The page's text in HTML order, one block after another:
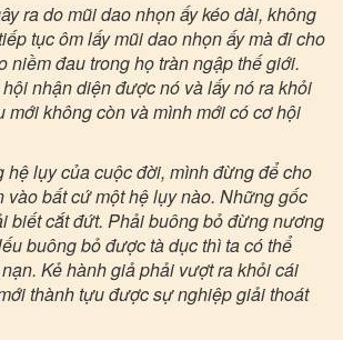
ra do mũi dao nhọn ấy kéo dài, không
tục ôm lấy mũi dao nhọn ấy mà đi cho
niềm đau trong họ tràn ngập thế giới.
nhận diện được nó và lấy nó ra khỏi
mới không còn và mình mới có cơ hội
hệ lụy của cuộc đời, mình đừng để cho
vào bất cứ một hệ lụy nào. Những gốc
biết cắt đứt. Phải buông bỏ đừng nương
buông bỏ được tà dục thì ta có thể
Kẻ hành giả phải vượt ra khỏi cái
thành tựu được sự nghiệp giải thoát